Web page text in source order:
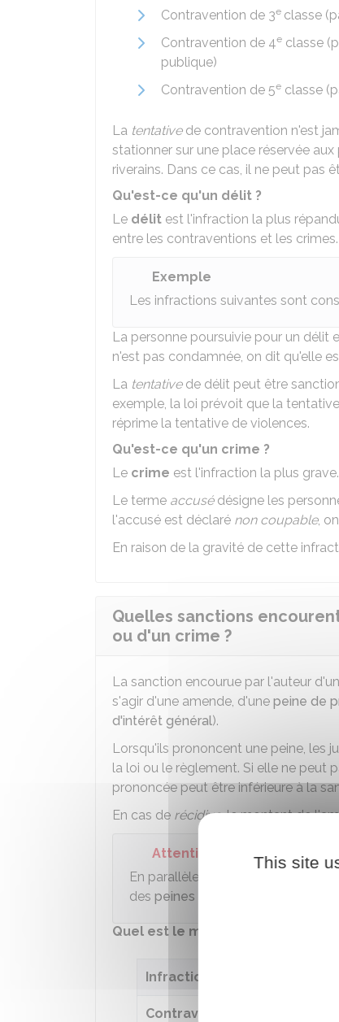
Contravention de 3e classe
Contravention de 4e classe
publique)
Contravention de 5e classe
La tentativede contravention n'est
stationner sur une place réservée
riverains. Dans ce cas, il ne peut pas
Qu'est-ce qu'un délit ?
Le délit est l'infraction la plus
entre les contraventions et les crimes.
Exemple
Les infractions suivantes sont
La personne poursuivie pour un délit
n'est pas condamnée, on dit qu'elle
La tentativede délit peut être
exemple, la loi prévoit que la
réprime la tentative de violences.
Qu'est-ce qu'un crime ?
Le crime est l'infraction la plus
Le terme accusédésigne les
l'accusé est déclaré non coupable,
En raison de la gravité de cette
Quelles sanctions
ou d'un crime ?
La sanction encourue par l'auteur
s'agir d'une amende, d'une peine de
d'intérêt général).
Lorsqu'ils prononcent une peine, les
la loi ou le règlement. Si elle ne peut
prononcée peut être inférieure à la
En cas de récidive, le montant de
Attention
En parallèle des peines
des peines complémentaires
Quel est le montant de
Infraction
Contravention
This site